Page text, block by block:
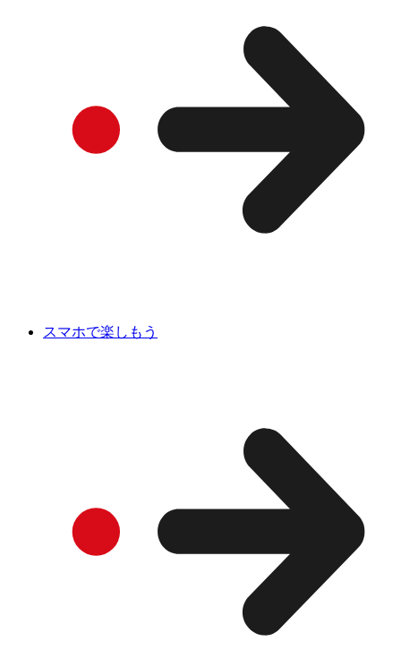
スマホで楽しもう